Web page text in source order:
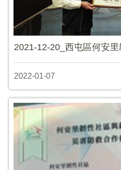
2021-12-20_西屯區何安
2022-01-07